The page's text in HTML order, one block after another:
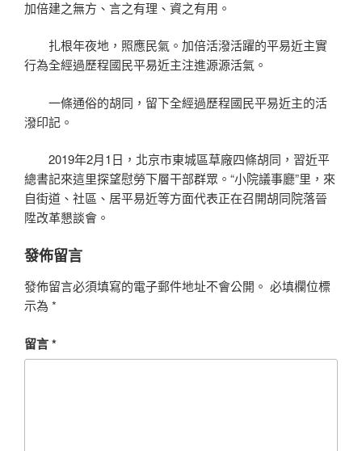
加倍建之無方、言之有理、資之有用。
扎根年夜地，照應民氣。加倍活潑活躍的平易近主實
行為全經過歷程國民平易近主注進源源活氣。
一條通俗的胡同，留下全經過歷程國民平易近主的活
潑印記。
2019年2月1日，北京市東城區草廠四條胡同，習近平
總書記來這里探望慰勞下層干部群眾。“小院議事廳”里，來
自街道、社區、居平易近等方面代表正在召開胡同院落晉
陞改革懇談會。
發佈留言
發佈留言必須填寫的電子郵件地址不會公開。 必填欄位標
示為 *
留言*